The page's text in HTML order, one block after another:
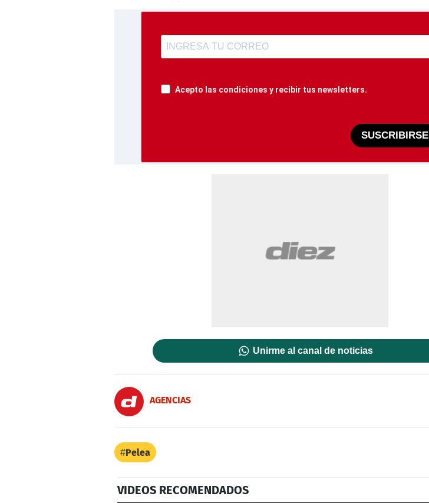
Acepto las condiciones y recibir tus newsletters.
SUSCRIBIRSE
Unirme al canal de noticias
AGENCIAS
Pelea
VIDEOS RECOMENDADOS